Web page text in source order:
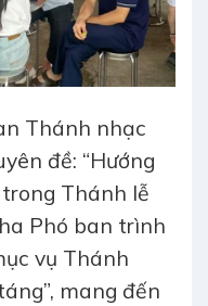
Thánh nhạc
đề: “Hướng
Thánh lễ
Phó ban trình
vụ Thánh
mang đến